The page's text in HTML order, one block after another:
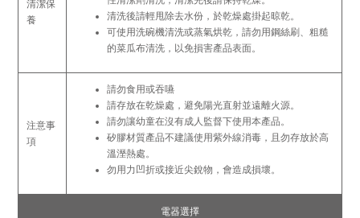
清潔保
養
清洗後請輕甩除去水份，於乾燥處掛起晾乾。
可使用洗碗機清洗或蒸氣烘乾，請勿用鋼絲刷、粗糙
的菜瓜布清洗，以免損害產品表面。
注意事
項
請勿食用或吞嚥
請存放在乾燥處，避免陽光直射並遠離火源。
請勿讓幼童在沒有成人監督下使用本產品。
矽膠材質產品不建議使用紫外線消毒，且勿存放於高
溫溼熱處。
勿用力凹折或接近尖銳物，會造成損壞。
電器選擇